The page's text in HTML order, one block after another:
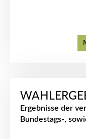
Ergebnisse der
Bundestags-,